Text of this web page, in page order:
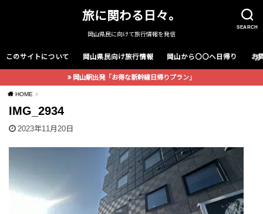
SEARCH
旅に関わる日々。
岡山県民に向けて旅行情報を発信
このサイトについて 岡山県民向け旅行情報 岡山から〇〇へ日帰り お
岡山駅出発「お得な新幹線日帰りプラン」
HOME
IMG_2934
2023年11月20日